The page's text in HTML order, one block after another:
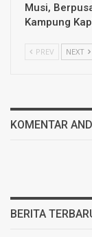
Musi,
Kampung
PREV NEXT
KOMENTAR
BERITA